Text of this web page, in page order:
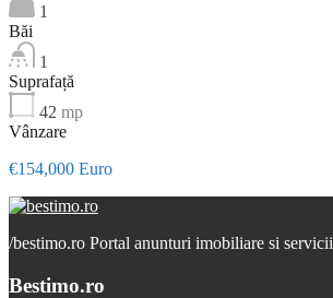
1
Băi
1
Suprafață
42 mp
Vânzare
€154,000 Euro
/bestimo.ro Portal anunturi imobiliare si servicii
Bestimo.ro